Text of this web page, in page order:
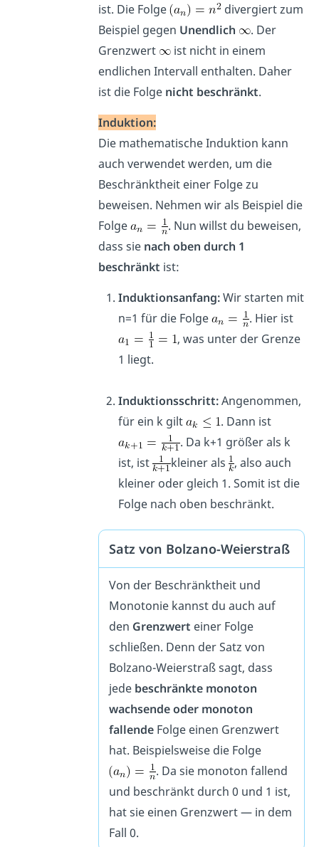
ist. Die Folge
divergiert zum
Beispiel gegen Unendlich
. Der
Grenzwert
ist nicht in einem
endlichen Intervall enthalten. Daher
ist die Folge nicht beschränkt.
Induktion:
Die mathematische Induktion kann
auch verwendet werden, um die
Beschränktheit einer Folge zu
beweisen. Nehmen wir als Beispiel die
Folge
. Nun willst du beweisen,
dass sie nach oben durch 1
beschränkt ist:
Induktionsanfang:Wir starten mit
n=1 für die Folge
. Hier ist
, was unter der Grenze
1 liegt.
Induktionsschritt:Angenommen,
für ein k gilt
. Dann ist
. Da k+1 größer als k
ist, ist
kleiner als , also auch
kleiner oder gleich 1. Somit ist die
Folge nach oben beschränkt.
Satz von Bolzano-Weierstraß
Von der Beschränktheit und
Monotonie kannst du auch auf
den Grenzwert einer Folge
schließen. Denn der Satz von
Bolzano-Weierstraß sagt, dass
jede beschränkte monoton
wachsende oder monoton
fallende Folge einen Grenzwert
hat. Beispielsweise die Folge
. Da sie monoton fallend
und beschränkt durch 0 und 1 ist,
hat sie einen Grenzwert — in dem
Fall 0.